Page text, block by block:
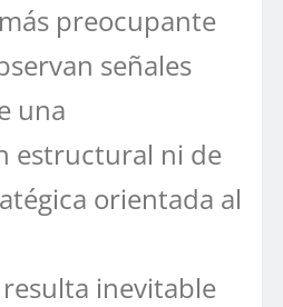
preocupante
señales
una
estructural ni de
orientada al
inevitable